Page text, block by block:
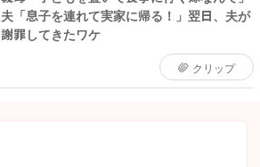
夫「息子を連れて実家に帰る！」翌日、夫が
謝罪してきたワケ
クリップ